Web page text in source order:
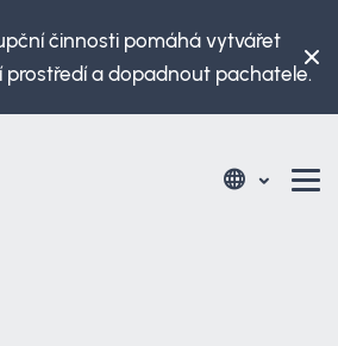
činnosti pomáhá vytvářet
prostředí a dopadnout pachatele.